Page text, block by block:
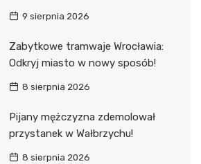
9 sierpnia 2026
Zabytkowe tramwaje Wrocławia:
Odkryj miasto w nowy sposób!
8 sierpnia 2026
Pijany mężczyzna zdemolował
przystanek w Wałbrzychu!
8 sierpnia 2026